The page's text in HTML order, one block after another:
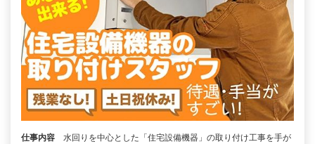
仕事内容
水回りを中心とした「住宅設備機器」の取り付け工事を手が